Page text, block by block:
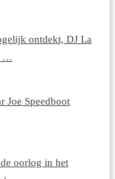
ontdekt, DJ La
…
Joe Speedboot
oorlog in het